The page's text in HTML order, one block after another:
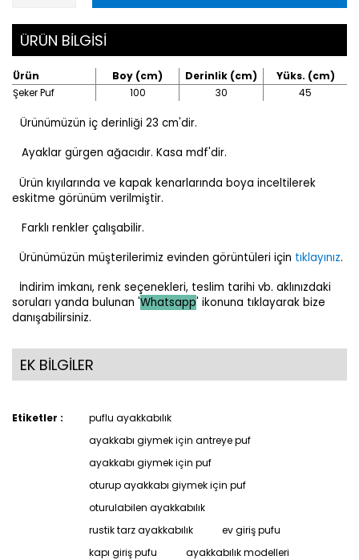
ÜRÜN BİLGİSİ
Ürün Boy (cm) Derinlik (cm)
Yüks. (cm)
Şeker Puf
100 30 45
Ürünümüzün iç derinliği 23 cm'dir.
Ayaklar gürgen ağacıdır. Kasa mdf'dir.
Ürün kıyılarında ve kapak kenarlarında boya inceltilerek
eskitme görünüm verilmiştir.
Farklı renkler çalışabilir.
Ürünümüzün müşterilerimiz evinden görüntüleri için tıklayınız.
İndirim imkanı, renk seçenekleri, teslim tarihi vb. aklınızdaki
soruları yanda bulunan 'Whatsapp' ikonuna tıklayarak bize
danışabilirsiniz.
EK BİLGİLER
Etiketler :
puflu ayakkabılık
ayakkabı giymek için antreye puf
ayakkabı giymek için puf
oturup ayakkabı giymek için puf
oturulabilen ayakkabılık
rustik tarz ayakkabılık
ev giriş pufu
kapı giriş pufu
ayakkabılık modelleri